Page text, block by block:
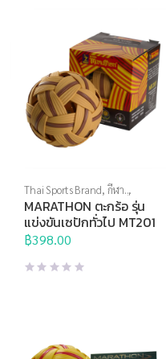
Thai Sports Brand, กีฬา
ประเภททีม ,ตะกร้อ,บอลอื่นๆ
MARATHON ตะกร้อ รุ่น
แข่งขันเซปักทั่วไป MT201
฿398.00